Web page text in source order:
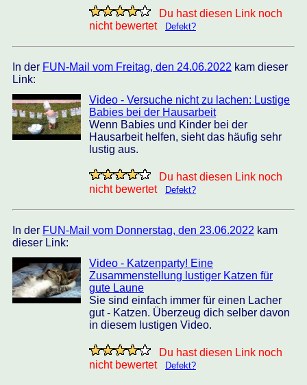
Du hast diesen Link noch
nicht bewertet
Defekt?
In der FUN-Mail vom Freitag, den 24.06.2022 kam dieser
Link:
Video - Versuche nicht zu lachen: Lustige
Babies bei der Hausarbeit
Wenn Babies und Kinder bei der
Hausarbeit helfen, sieht das häufig sehr
lustig aus.
Du hast diesen Link noch
nicht bewertet
Defekt?
In der FUN-Mail vom Donnerstag, den 23.06.2022 kam
dieser Link:
Video - Katzenparty! Eine
Zusammenstellung lustiger Katzen für
gute Laune
Sie sind einfach immer für einen Lacher
gut - Katzen. Überzeug dich selber davon
in diesem lustigen Video.
Du hast diesen Link noch
nicht bewertet
Defekt?